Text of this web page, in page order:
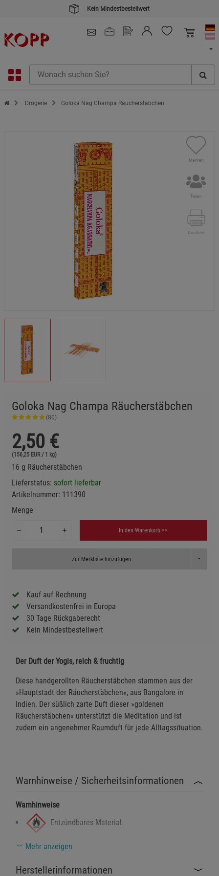
Kein Mindestbestellwert
Zur Startseite des Kopp Verlag Online-Shop
Drogerie Goloka Nag Champa Räucherstäbchen
Merken
Teilen
Drucken
Goloka Nag Champa Räucherstäbchen
(80)
2,50 €
(156,25 EUR / 1 kg)
16 g Räucherstäbchen
Lieferstatus: sofort lieferbar
Artikelnummer: 111390
Menge
In den Warenkorb >>
Zur Merkliste hinzufügen Toggle
Kauf auf Rechnung
Versandkostenfrei in Europa
30 Tage Rückgaberecht
Kein Mindestbestellwert
Der Duft der Yogis, reich & fruchtig
Diese handgerollten Räucherstäbchen stammen aus der
»Hauptstadt der Räucherstäbchen«, aus Bangalore in
Indien. Der süßlich zarte Duft dieser »goldenen
Räucherstäbchen« unterstützt die Meditation und ist
zudem ein angenehmer Raumduft für jede Alltagssituation.
Warnhinweise / Sicherheitsinformationen
Warnhinweise
Entzündbares Material.
Kann bei übermäßiger Inhalation der Dämpfe
Reizungen der Atemwege verursachen.
Mehr anzeigen
Herstellerinformationen